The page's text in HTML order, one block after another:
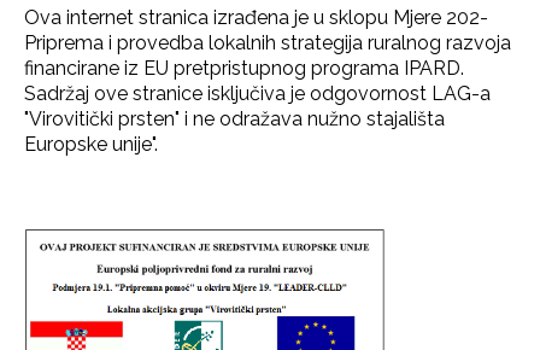
Ova internet stranica izrađena je u sklopu Mjere 202-
Priprema i provedba lokalnih strategija ruralnog razvoja
financirane iz EU pretpristupnog programa IPARD.
Sadržaj ove stranice isključiva je odgovornost LAG-a
"Virovitički prsten" i ne odražava nužno stajališta
Europske unije".